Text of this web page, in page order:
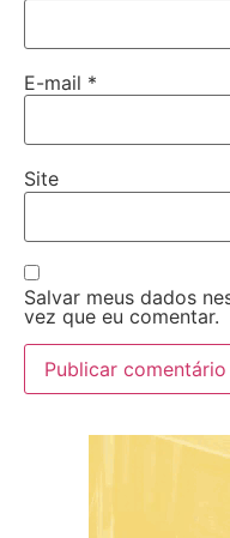
E-mail *
Site
Salvar meus dados
vez que eu comentar.